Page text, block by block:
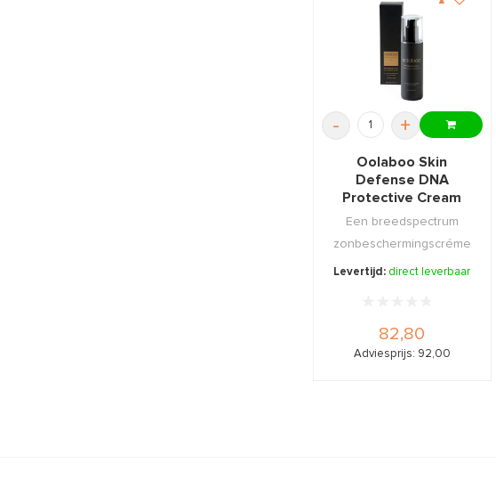
- +
Oolaboo Skin
Defense DNA
Protective Cream
SPF30 200ml
Een breedspectrum
zonbeschermingscréme
voor gezicht en lich ...
Levertijd: direct leverbaar
82,80
Adviesprijs: 92,00